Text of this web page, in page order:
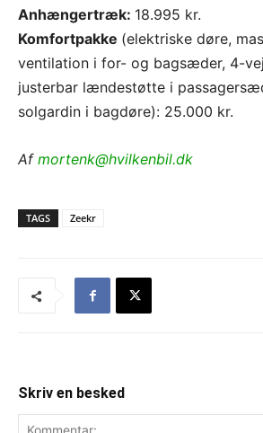
Anhængertræk: 18.995 kr.
Komfortpakke (elektriske døre,
ventilation i for- og bagsæder, 4-
justerbar lændestøtte i
solgardin i bagdøre): 25.000 kr.
Af mortenk@hvilkenbil.dk
TAGS Zeekr
Skriv en besked